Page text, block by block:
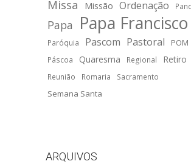
Missa Missão Ordenação
Papa Papa Francisco
Paróquia Pascom Pastoral POM
Páscoa Quaresma Regional Retiro
Reunião Romaria Sacramento
Semana Santa
ARQUIVOS